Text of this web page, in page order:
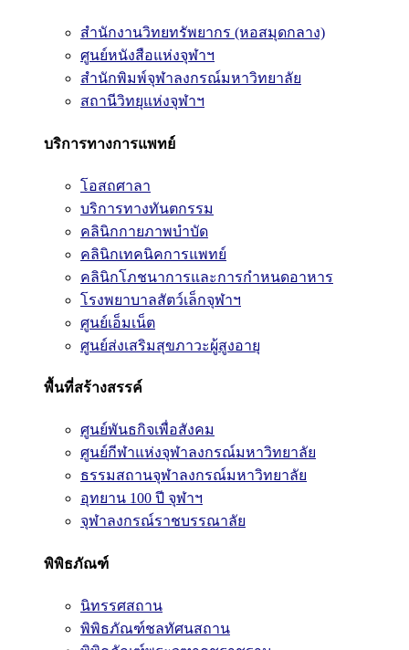
สำนักงานวิทยทรัพยากร (หอสมุดกลาง)
ศูนย์หนังสือแห่งจุฬาฯ
สำนักพิมพ์จุฬาลงกรณ์มหาวิทยาลัย
สถานีวิทยุแห่งจุฬาฯ
บริการทางการแพทย์
โอสถศาลา
บริการทางทันตกรรม
คลินิกกายภาพบำบัด
คลินิกเทคนิคการแพทย์
คลินิกโภชนาการและการกำหนดอาหาร
โรงพยาบาลสัตว์เล็กจุฬาฯ
ศูนย์เอ็มเน็ต
ศูนย์ส่งเสริมสุขภาวะผู้สูงอายุ
พื้นที่สร้างสรรค์
ศูนย์พันธกิจเพื่อสังคม
ศูนย์กีฬาแห่งจุฬาลงกรณ์มหาวิทยาลัย
ธรรมสถานจุฬาลงกรณ์มหาวิทยาลัย
อุทยาน 100 ปี จุฬาฯ
จุฬาลงกรณ์ราชบรรณาลัย
พิพิธภัณฑ์
นิทรรศสถาน
พิพิธภัณฑ์ชลทัศนสถาน